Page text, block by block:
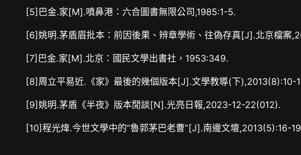
[5]巴金.家[M].噴鼻港：六合圖書無限公司,1985:1-5.
[6]姚明.茅盾眉批本：前因後果、辨章學術、往偽存真[J].北京檔案
[7]巴金.家[M].北京：國民文學出書社，1953:349.
[8]周立平易近.《家》最後的幾個版本[J].文學教導(下),2013(8):10-
[9]姚明.茅盾《半夜》版本閒談[N].光亮日報,2023-12-22(012).
[10]程光煒.今世文學中的“魯郭茅巴老曹”[J].南邊文壇,2013(5):16-